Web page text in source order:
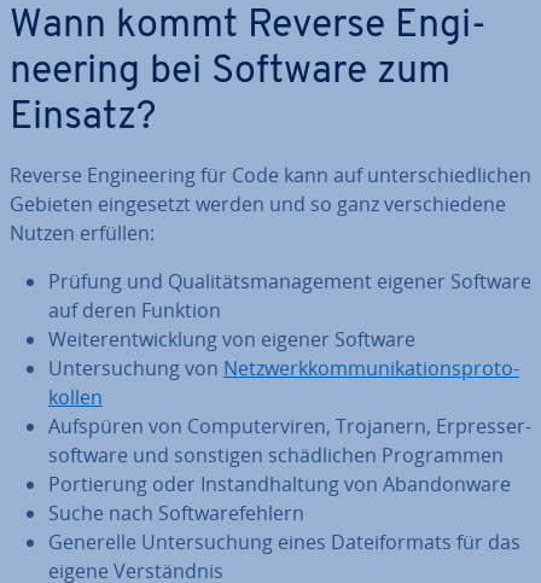
Wann kommt Reverse En­gi­
nee­ring bei Software zum
Einsatz?
Reverse En­gi­nee­ring für Code kann auf un­ter­schied­li­chen
Gebieten ein­ge­setzt werden und so ganz ver­schie­de­ne
Nutzen erfüllen:
Prüfung und Qua­li­täts­ma­nage­ment eigener Software
auf deren Funktion
Wei­ter­ent­wick­lung von eigener Software
Un­ter­su­chung von Netz­werk­kom­mu­ni­ka­ti­ons­pro­to­
kol­len
Aufspüren von Com­pu­ter­vi­ren, Trojanern, Er­pres­ser­
soft­ware und sonstigen schäd­li­chen Pro­gram­men
Por­tie­rung oder In­stand­hal­tung von Ab­an­don­wa­re
Suche nach Soft­ware­feh­lern
Generelle Un­ter­su­chung eines Da­tei­for­mats für das
eigene Ver­ständ­nis